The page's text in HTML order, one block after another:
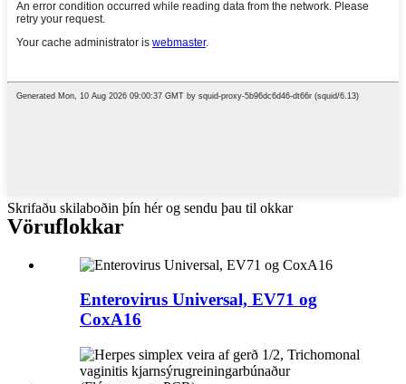
Skrifaðu skilaboðin þín hér og sendu þau til okkar
Vöruflokkar
Enterovirus Universal, EV71 og
CoxA16